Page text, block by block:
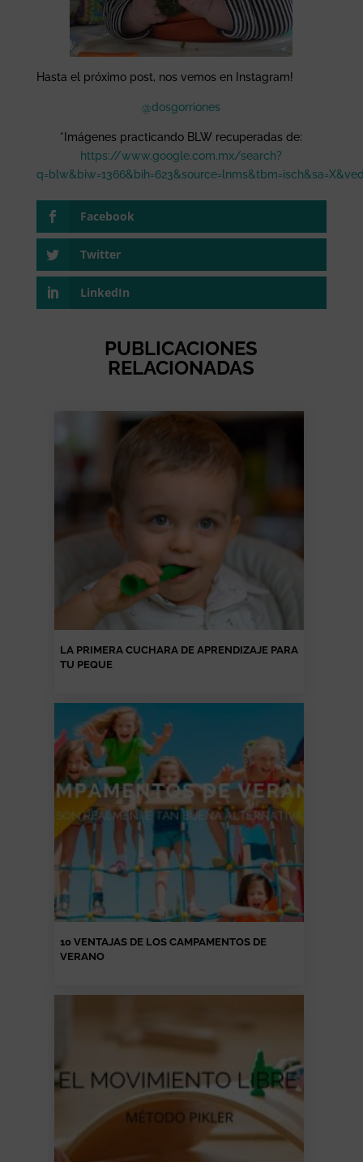
Hasta el próximo post, nos vemos en Instagram!
@dosgorriones
*Imágenes practicando BLW recuperadas de:
https://www.google.com.mx/search?
Facebook
Twitter
LinkedIn
PUBLICACIONES
RELACIONADAS
LA PRIMERA CUCHARA DE APRENDIZAJE PARA
TU PEQUE
10 VENTAJAS DE LOS CAMPAMENTOS DE
VERANO